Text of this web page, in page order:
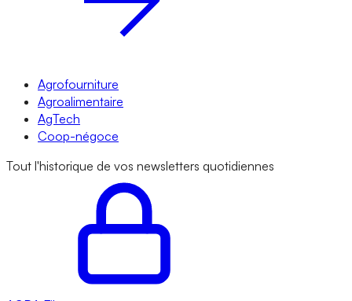
Agrofourniture
Agroalimentaire
AgTech
Coop-négoce
Tout l'historique de vos newsletters quotidiennes